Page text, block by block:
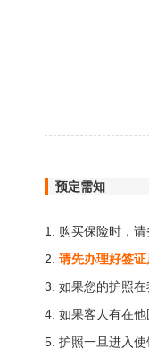
预定需知
1. 购买保险时，请
2. 请先办理好签证
3. 如果您的护照在
4. 如果客人有在
5. 护照一旦进入